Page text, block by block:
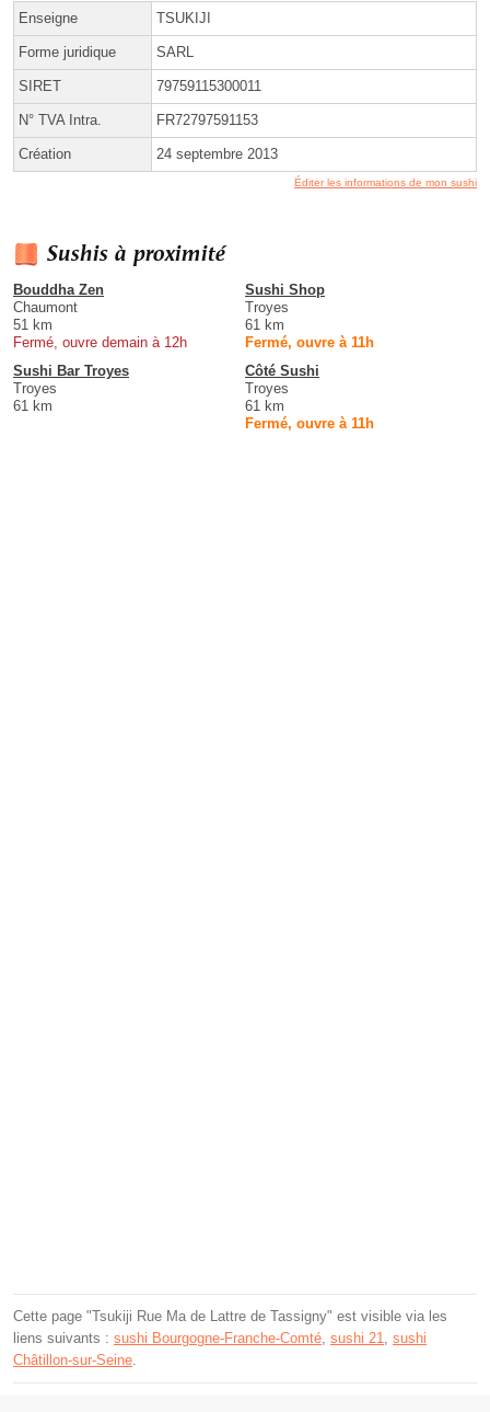
Enseigne TSUKIJI
Forme juridique SARL
SIRET 79759115300011
N° TVA Intra. FR72797591153
Création 24 septembre 2013
Éditer les informations de mon sushi
Sushis à proximité
Bouddha Zen
Chaumont
51 km
Fermé, ouvre demain à 12h
Sushi Shop
Troyes
61 km
Fermé, ouvre à 11h
Sushi Bar Troyes
Troyes
61 km
Côté Sushi
Troyes
61 km
Fermé, ouvre à 11h
Cette page "Tsukiji Rue Ma de Lattre de Tassigny" est visible via les
liens suivants : sushi Bourgogne-Franche-Comté, sushi 21, sushi
Châtillon-sur-Seine.